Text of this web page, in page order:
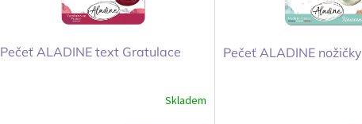
Pečeť ALADINE text Gratulace
Skladem
Pečeť ALADINE nožičky